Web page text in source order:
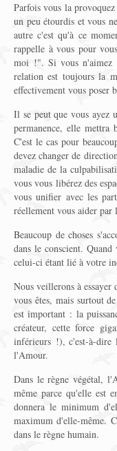
Parfois vous la
un peu étourdis et vous
autre c'est qu'à ce
rappelle à vous pour
moi !". Si vous n'aimez
relation est toujours la
effectivement vous poser
Il se peut que vous ayez
permanence, elle mettra
C'est le cas pour
devez changer de
maladie de la
vous vous libérez des
vous unifier avec les
réellement vous aider par
Beaucoup de choses
dans le conscient.
celui-ci étant lié à votre
Nous veillerons à
vous êtes, mais surtout
est important : la
créateur, cette force
inférieurs !), c'est-à-dire
l'Amour.
Dans le règne végétal,
même parce qu'elle est
donnera le minimum
maximum d'elle-même.
dans le règne humain.